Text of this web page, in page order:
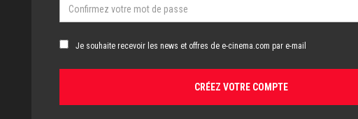
Je souhaite recevoir les news et offres de e-cinema.com par e-mail